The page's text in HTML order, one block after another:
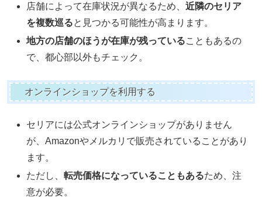
店舗によって在庫状況が異なるため、近隣のセリア
を複数巡ると見つかる可能性が高まります。
地方の店舗のほうが在庫が残っていることもあるの
で、都心部以外もチェック。
オンラインショップを利用する
セリアには公式オンラインショップがありません
が、Amazonやメルカリで販売されていることがあり
ます。
ただし、転売価格になっていることもあるため、注
意が必要。